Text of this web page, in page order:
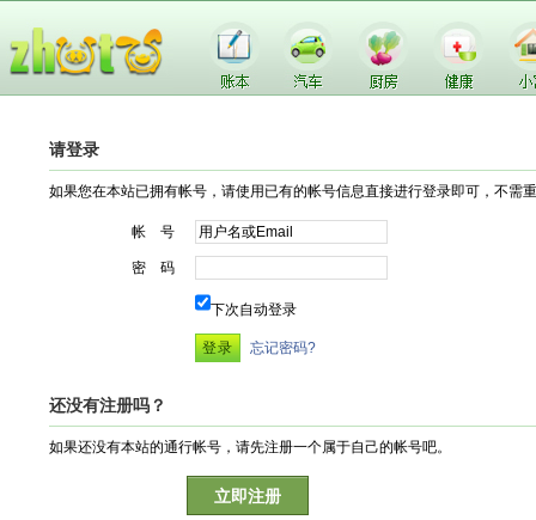
请登录
如果您在本站已拥有帐号，请使用已有的帐号信息直接进行登录即可，不需
帐 号
密 码
下次自动登录
忘记密码?
还没有注册吗？
如果还没有本站的通行帐号，请先注册一个属于自己的帐号吧。
立即注册